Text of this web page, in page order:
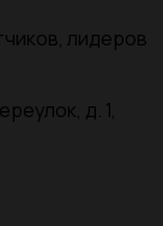
лидеров
д. 1,